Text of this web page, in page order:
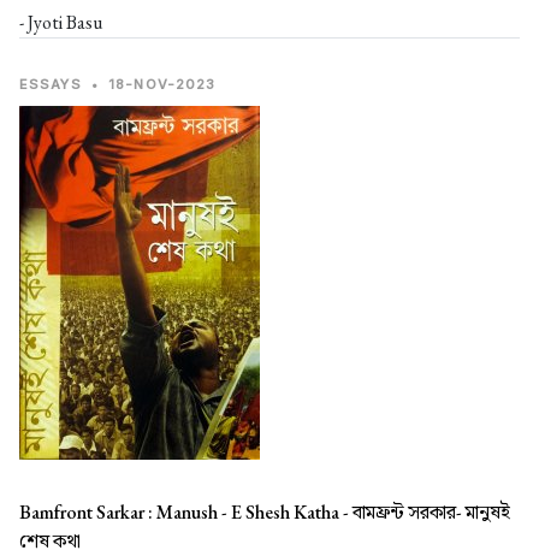
- Jyoti Basu
ESSAYS • 18-NOV-2023
Bamfront Sarkar : Manush - E Shesh Katha -বামফ্রন্ট সরকার- মানুষই
শেষ কথা